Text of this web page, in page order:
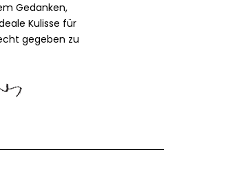
Gedanken,
Kulisse für
gegeben zu